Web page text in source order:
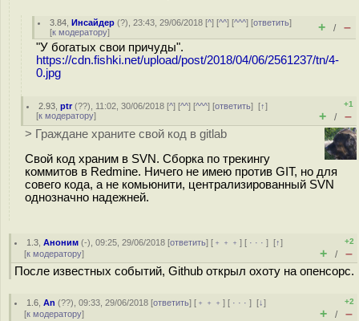
3.84 ,Инсайдер (?), 23:43, 29/06/2018 [^] [^^] [^^^] [ответить]
[к модератору] + / –
"У богатых свои причуды".
https://cdn.fishki.net/upload/post/2018/04/06/2561237/tn/4-
0.jpg
2.93 ,ptr(??), 11:02, 30/06/2018 [^] [^^] [^^^] [ответить][↑]
[к модератору]
+1
+ / –
> Граждане храните свой код в gitlab
Свой код храним в SVN. Сборка по трекингу
коммитов в Redmine. Ничего не имею против GIT, но для
совего кода, а не комьюнити, централизированный SVN
однозначно надежней.
1.3 ,Аноним (-), 09:25, 29/06/2018 [ответить] [ ﹢﹢﹢] [ · · ·][↑]
[к модератору]
+2
+ / –
После известных событий, Github открыл охоту на опенсорс.
1.6 ,An (??), 09:33, 29/06/2018 [ответить] [ ﹢﹢﹢] [ · · ·][↓]
[к модератору]
+2
+ / –